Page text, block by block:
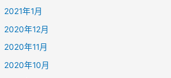
2021年1月
2020年12月
2020年11月
2020年10月